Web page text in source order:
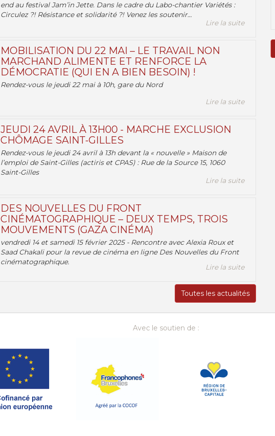
end au festival Jam’in Jette. Dans le cadre du Labo-chantier Variétés :
Circulez ?! Résistance et solidarité ?! Venez les soutenir...
Lire la suite
MOBILISATION DU 22 MAI – LE TRAVAIL NON
MARCHAND ALIMENTE ET RENFORCE LA
DÉMOCRATIE (QUI EN A BIEN BESOIN) !
Rendez-vous le jeudi 22 mai à 10h, gare du Nord
Lire la suite
JEUDI 24 AVRIL À 13H00 - MARCHE EXCLUSION
CHÔMAGE SAINT-GILLES
Rendez-vous le jeudi 24 avril à 13h devant la « nouvelle » Maison de
l’emploi de Saint-Gilles (actiris et CPAS) : Rue de la Source 15, 1060
Saint-Gilles
Lire la suite
DES NOUVELLES DU FRONT
CINÉMATOGRAPHIQUE – DEUX TEMPS, TROIS
MOUVEMENTS (GAZA CINÉMA)
vendredi 14 et samedi 15 février 2025 - Rencontre avec Alexia Roux et
Saad Chakali pour la revue de cinéma en ligne Des Nouvelles du Front
cinématographique.
Lire la suite
Toutes les actualités
Avec le soutien de :